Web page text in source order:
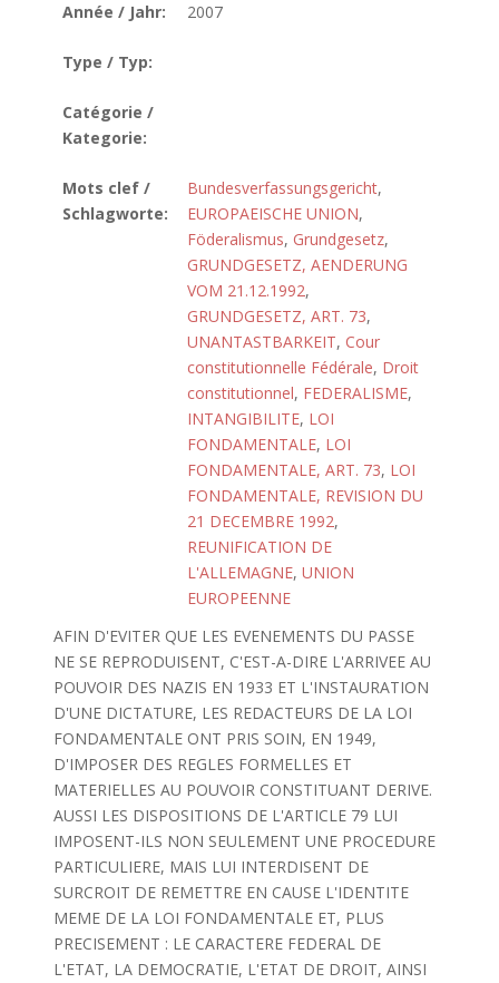
Année / Jahr: 2007
Type / Typ:
Catégorie /
Kategorie:
Mots clef /
Schlagworte:
Bundesverfassungsgericht,
EUROPAEISCHE UNION,
Föderalismus, Grundgesetz,
GRUNDGESETZ, AENDERUNG
VOM 21.12.1992,
GRUNDGESETZ, ART. 73,
UNANTASTBARKEIT, Cour
constitutionnelle Fédérale, Droit
constitutionnel, FEDERALISME,
INTANGIBILITE, LOI
FONDAMENTALE, LOI
FONDAMENTALE, ART. 73, LOI
FONDAMENTALE, REVISION DU
21 DECEMBRE 1992,
REUNIFICATION DE
L'ALLEMAGNE, UNION
EUROPEENNE
AFIN D'EVITER QUE LES EVENEMENTS DU PASSE
NE SE REPRODUISENT, C'EST-A-DIRE L'ARRIVEE AU
POUVOIR DES NAZIS EN 1933 ET L'INSTAURATION
D'UNE DICTATURE, LES REDACTEURS DE LA LOI
FONDAMENTALE ONT PRIS SOIN, EN 1949,
D'IMPOSER DES REGLES FORMELLES ET
MATERIELLES AU POUVOIR CONSTITUANT DERIVE.
AUSSI LES DISPOSITIONS DE L'ARTICLE 79 LUI
IMPOSENT-ILS NON SEULEMENT UNE PROCEDURE
PARTICULIERE, MAIS LUI INTERDISENT DE
SURCROIT DE REMETTRE EN CAUSE L'IDENTITE
MEME DE LA LOI FONDAMENTALE ET, PLUS
PRECISEMENT : LE CARACTERE FEDERAL DE
L'ETAT, LA DEMOCRATIE, L'ETAT DE DROIT, AINSI